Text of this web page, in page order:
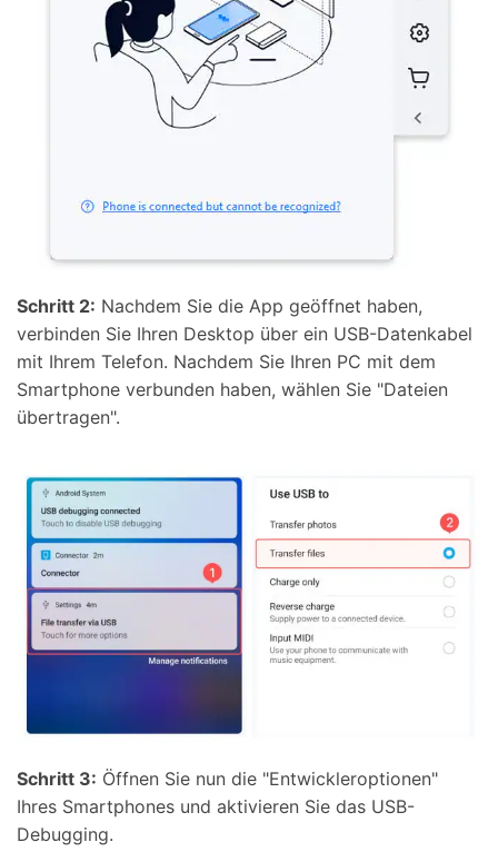
Schritt 2: Nachdem Sie die App geöffnet haben,
verbinden Sie Ihren Desktop über ein USB-Datenkabel
mit Ihrem Telefon. Nachdem Sie Ihren PC mit dem
Smartphone verbunden haben, wählen Sie "Dateien
übertragen".
Schritt 3: Öffnen Sie nun die "Entwickleroptionen"
Ihres Smartphones und aktivieren Sie das USB-
Debugging.